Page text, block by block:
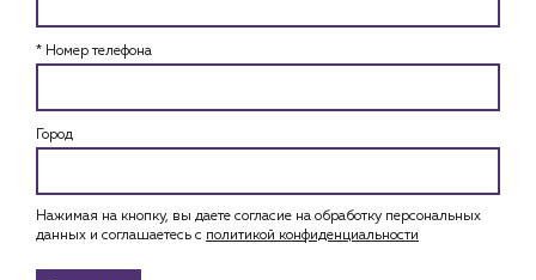
* Номер телефона
Город
Нажимая на кнопку, вы даете согласие на обработку персональных
данных и соглашаетесь c политикой конфиденциальности